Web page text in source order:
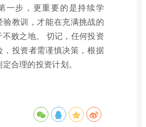
一步，更重要的是持续学
验教训，才能在充满挑战的
败之地。 切记，任何投资
，投资者需谨慎决策，根据
合理的投资计划。